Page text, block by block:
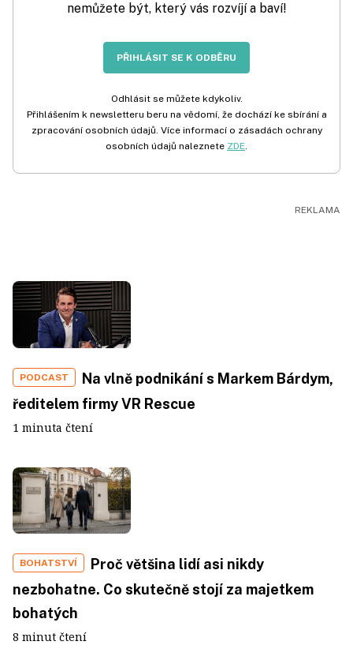
nemůžete být, který vás rozvíjí a baví!
PŘIHLÁSIT SE K ODBĚRU
Odhlásit se můžete kdykoliv.
Přihlášením k newsletteru beru na vědomí, že dochází ke sbírání a
zpracování osobních údajů. Více informací o zásadách ochrany
osobních údajů naleznete ZDE.
PODCAST
Na vlně podnikání s Markem Bárdym,
ředitelem firmy VR Rescue
1 minuta čtení
BOHATSTVÍ
Proč většina lidí asi nikdy
nezbohatne. Co skutečně stojí za majetkem
bohatých
8 minut čtení